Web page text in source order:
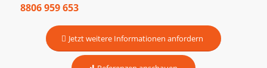
8806 959 653
Jetzt weitere Informationen anfordern